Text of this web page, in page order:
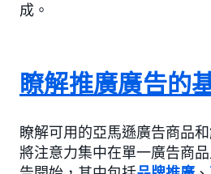
成。
瞭解推廣廣告的
瞭解可用的亞馬遜廣告商品
將注意力集中在單一廣告商